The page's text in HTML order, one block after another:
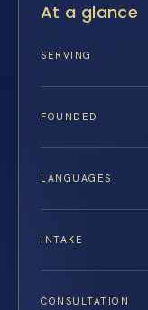
At a glance
SERVING
FOUNDED
LANGUAGES
INTAKE
CONSULTATION